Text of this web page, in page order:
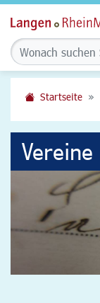
Startseite
Vereine